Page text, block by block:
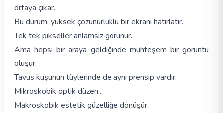
ortaya çıkar.
Bu durum, yüksek çözünürlüklü bir ekranı hatırlatır.
Tek tek pikseller anlamsız görünür.
Ama hepsi bir araya geldiğinde muhteşem bir görüntü
oluşur.
Tavus kuşunun tüylerinde de aynı prensip vardır.
Mikroskobik optik düzen...
Makroskobik estetik güzelliğe dönüşür.